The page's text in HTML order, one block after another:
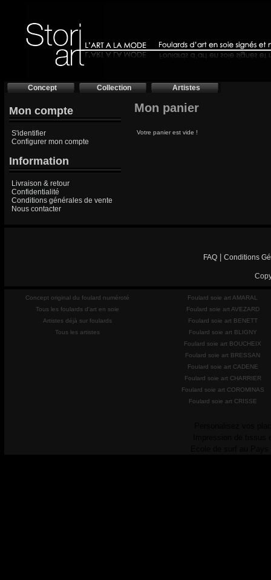
Concept Collection Artistes
Mon compte
S'identifier
Configurer mon compte
Information
Livraison & retour
Confidentialité
Conditions générales de vente
Nous contacter
Mon panier
Votre panier est vide !
FAQ Conditions
Concept original du foulard numéroté
Tous les foulards d'art en soie
Artistes déjà sur foulards
Tous les artistes
Foulard soie art AMARAL
Foulard soie art AVEZARD
Foulard soie art BENETT
Foulard soie art BLIGNY
Foulard soie art BOUCHEIX
Foulard soie art BRESSAN
Foulard soie art CADENE
Foulard soie art CHARRIER
Foulard soie art COROMINAS
Foulard soie art CRISSE